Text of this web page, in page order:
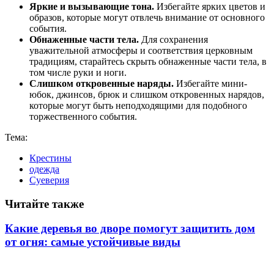
Яркие и вызывающие тона. Избегайте ярких цветов и
образов, которые могут отвлечь внимание от основного
события.
Обнаженные части тела. Для сохранения
уважительной атмосферы и соответствия церковным
традициям, старайтесь скрыть обнаженные части тела, в
том числе руки и ноги.
Слишком откровенные наряды. Избегайте мини-
юбок, джинсов, брюк и слишком откровенных нарядов,
которые могут быть неподходящими для подобного
торжественного события.
Тема:
Крестины
одежда
Суеверия
Читайте также
Какие деревья во дворе помогут защитить дом
от огня: самые устойчивые виды